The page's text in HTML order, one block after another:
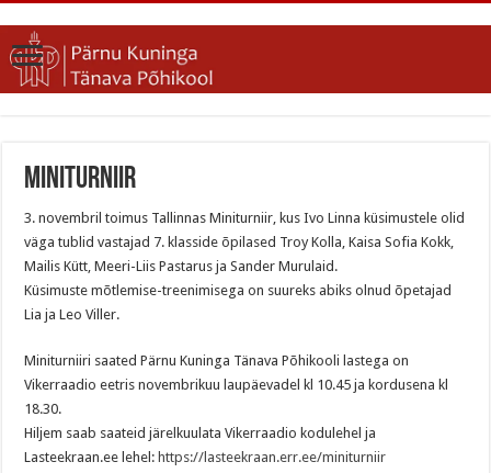
Miniturniir
3. novembril toimus Tallinnas Miniturniir, kus Ivo Linna küsimustele olid
väga tublid vastajad 7. klasside õpilased Troy Kolla, Kaisa Sofia Kokk,
Mailis Kütt, Meeri-Liis Pastarus ja Sander Murulaid.
Küsimuste mõtlemise-treenimisega on suureks abiks olnud õpetajad
Lia ja Leo Viller.
Miniturniiri saated Pärnu Kuninga Tänava Põhikooli lastega on
Vikerraadio eetris novembrikuu laupäevadel kl 10.45 ja kordusena kl
18.30.
Hiljem saab saateid järelkuulata Vikerraadio kodulehel ja
Lasteekraan.ee lehel: https://lasteekraan.err.ee/miniturniir